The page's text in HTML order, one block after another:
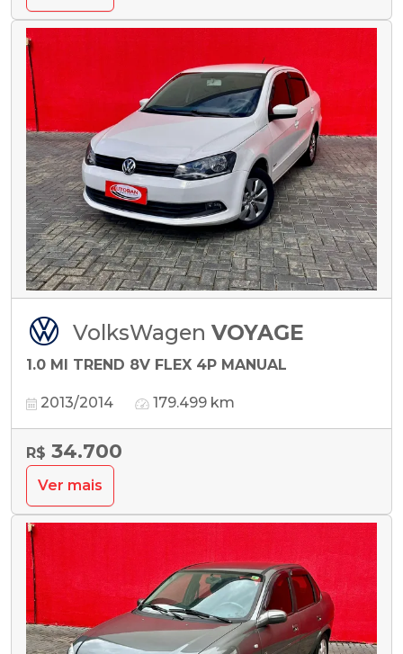
VolksWagen VOYAGE
1.0 MI TREND 8V FLEX 4P MANUAL
2013/2014 179.499 km
R$ 34.700
Ver mais